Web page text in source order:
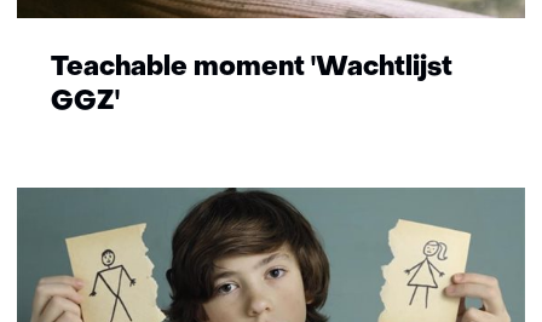
Teachable moment 'Wachtlijst
GGZ'